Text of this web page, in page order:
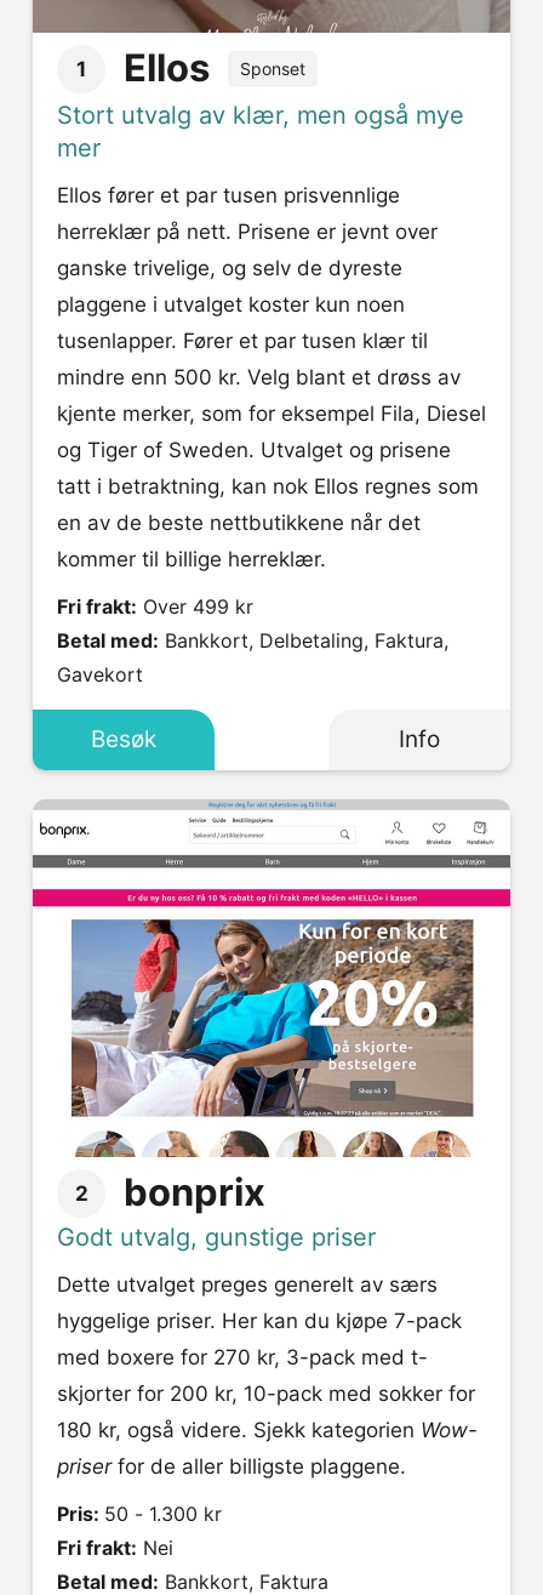
1 Ellos Sponset
Stort utvalg av klær, men også mye
mer
Ellos fører et par tusen prisvennlige
herreklær på nett. Prisene er jevnt over
ganske trivelige, og selv de dyreste
plaggene i utvalget koster kun noen
tusenlapper. Fører et par tusen klær til
mindre enn 500 kr. Velg blant et drøss av
kjente merker, som for eksempel Fila, Diesel
og Tiger of Sweden. Utvalget og prisene
tatt i betraktning, kan nok Ellos regnes som
en av de beste nettbutikkene når det
kommer til billige herreklær.
Fri frakt: Over 499 kr
Betal med:
Gavekort
Besøk Info
2 bonprix
Godt utvalg, gunstige priser
Dette utvalget preges generelt av særs
hyggelige priser. Her kan du kjøpe 7-pack
med boxere for 270 kr, 3-pack med t-
skjorter for 200 kr, 10-pack med sokker for
180 kr, også videre. Sjekk kategorien Wow-
priserfor de aller billigste plaggene.
Pris: 50 - 1.300 kr
Fri frakt: Nei
Betal med: Bankkort, Faktura